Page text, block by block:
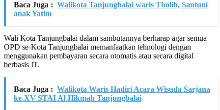
Baca Juga : Walikota Tanjungbalai waris Tholib, Santuni
anak Yatim
Wali Kota Tanjungbalai dalam sambutannya berharap agar semua
OPD se-Kota Tanjungbalai memanfaatkan tehnologi dengan
menggunakan pembayaran secara otomatis atau secara digital
berbasis IT.
Baca Juga : Walikota Waris Hadiri Acara Wisuda Sarjana
ke-XV STAI Al-Hikmah Tanjungbalai